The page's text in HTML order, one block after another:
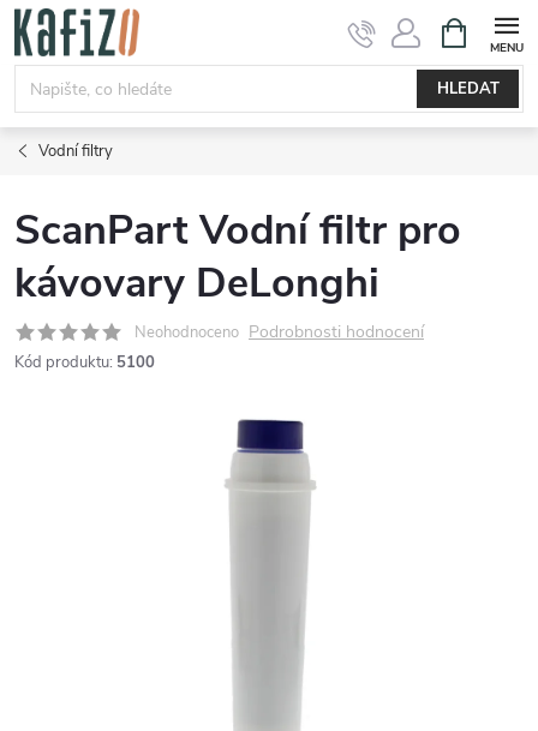
Přejít
obsah
HLEDAT
NÁKUPNÍ
KOŠÍK
Vodní filtry
ScanPart Vodní filtr pro
kávovary DeLonghi
Neohodnoceno Podrobnosti hodnocení
Kód produktu: 5100